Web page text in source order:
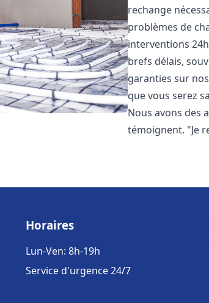
rechange
problèmes de
interventions
brefs délais,
garanties sur
que vous serez
Nous avons des
témoignent. "Je
Horaires
Lun-Ven: 8h-19h
Service d'urgence 24/7